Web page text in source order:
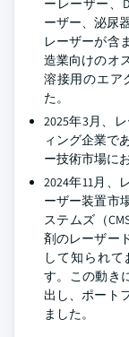
ーレーザー、
ーザー、泌尿
レーザーが含
造業向けのオ
溶接用のエア
た。
2025年3月、
ィング企業で
ー技術市場に
2024年11月、
ーザー装置市
ステムズ（
剤のレーザー
して知られ
す。この動き
出し、ポート
ました。